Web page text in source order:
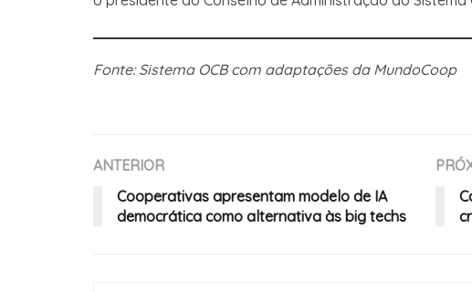
Fonte: Sistema OCB com adaptações da MundoCoop
ANTERIOR
Cooperativas apresentam modelo de IA
democrática como alternativa às big techs